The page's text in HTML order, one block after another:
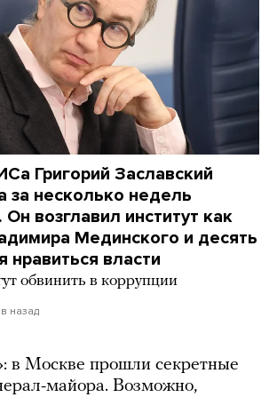
Григорий Заславский
за несколько недель
возглавил институт как
Мединского и десять
нравиться власти
обвинить в коррупции
назад
Москве прошли секретные
майора. Возможно,